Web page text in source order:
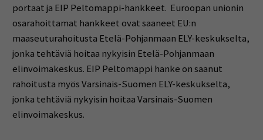
portaat ja EIP Peltomappi-hankkeet. Euroopan unionin
osarahoittamat hankkeet ovat saaneet EU:n
maaseuturahoitusta Etelä-Pohjanmaan ELY-keskukselta,
jonka tehtäviä hoitaa nykyisin Etelä-Pohjanmaan
elinvoimakeskus. EIP Peltomappi hanke on saanut
rahoitusta myös Varsinais-Suomen ELY-keskukselta,
jonka tehtäviä nykyisin hoitaa Varsinais-Suomen
elinvoimakeskus.